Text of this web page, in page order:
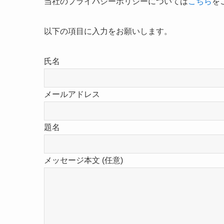
以下の項目に入力をお願いします。
氏名
メールアドレス
題名
メッセージ本文 (任意)